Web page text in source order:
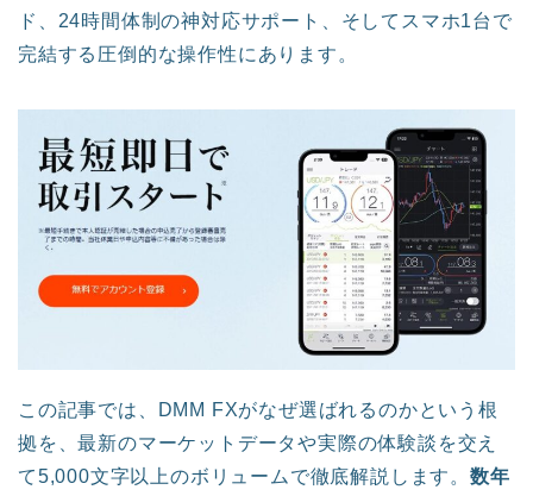
ド、24時間体制の神対応サポート、そしてスマホ1台で
完結する圧倒的な操作性にあります。
この記事では、DMM FXがなぜ選ばれるのかという根
拠を、最新のマーケットデータや実際の体験談を交え
て5,000文字以上のボリュームで徹底解説します。 数年